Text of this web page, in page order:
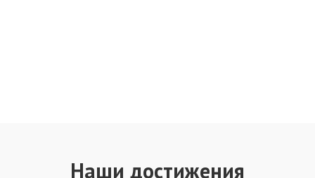
Наши достижения